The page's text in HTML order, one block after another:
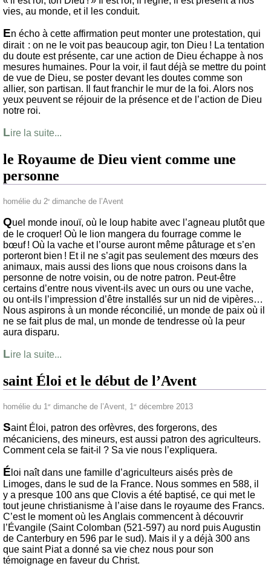
vies, au monde, et il les conduit.
En écho à cette affirmation peut monter une protestation, qui
dirait : on ne le voit pas beaucoup agir, ton Dieu ! La tentation
du doute est présente, car une action de Dieu échappe à nos
mesures humaines. Pour la voir, il faut déjà se mettre du point
de vue de Dieu, se poster devant les doutes comme son
allier, son partisan. Il faut franchir le mur de la foi. Alors nos
yeux peuvent se réjouir de la présence et de l’action de Dieu
notre roi.
Lire la suite...
le Royaume de Dieu vient comme une
personne
homélie du 2e dimanche de l’Avent
Quel monde inouï, où le loup habite avec l’agneau plutôt que
de le croquer! Où le lion mangera du fourrage comme le
bœuf ! Où la vache et l’ourse auront même pâturage et s’en
porteront bien ! Et il ne s’agit pas seulement des mœurs des
animaux, mais aussi des lions que nous croisons dans la
personne de notre voisin, ou de notre patron. Peut-être
certains d’entre nous vivent-ils avec un ours ou une vache,
ou ont-ils l’impression d’être installés sur un nid de vipères…
Nous aspirons à un monde réconcilié, un monde de paix où il
ne se fait plus de mal, un monde de tendresse où la peur
aura disparu.
Lire la suite...
saint Éloi et le début de l’Avent
homélie du 1 er dimanche de l’Avent, 1 er décembre 2013
Saint Éloi, patron des orfèvres, des forgerons, des
mécaniciens, des mineurs, est aussi patron des agriculteurs.
Comment cela se fait-il ? Sa vie nous l’expliquera.
É loi naît dans une famille d’agriculteurs aisés près de
Limoges, dans le sud de la France. Nous sommes en 588, il
y a presque 100 ans que Clovis a été baptisé, ce qui met le
tout jeune christianisme à l’aise dans le royaume des Francs.
C’est le moment où les Anglais commencent à découvrir
l’Évangile (Saint Colomban (521-597) au nord puis Augustin
de Canterbury en 596 par le sud). Mais il y a déjà 300 ans
que saint Piat a donné sa vie chez nous pour son
témoignage en faveur du Christ.